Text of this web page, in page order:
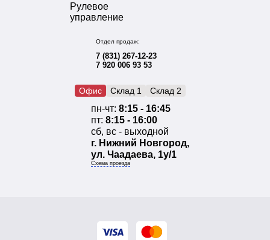
Рулевое
управление
Отдел продаж:
7 (831) 267-12-23
7 920 006 93 53
Офис Склад 1 Склад 2
пн-чт: 8:15 - 16:45
пт: 8:15 - 16:00
сб, вс - выходной
г. Нижний Новгород,
ул. Чаадаева, 1у/1
Схема проезда